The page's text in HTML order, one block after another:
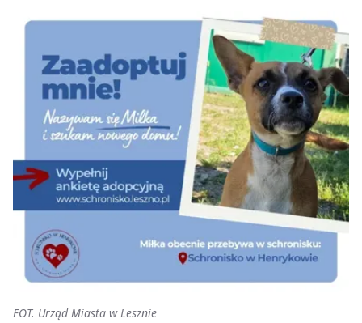
FOT. Urząd Miasta w Lesznie